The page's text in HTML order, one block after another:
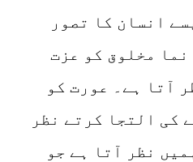
انسان کا تصور
مخلوق کو عزت
آتا ہے۔ عورت کو
کی التجا کرتے نظر
نظر آتا ہے جو